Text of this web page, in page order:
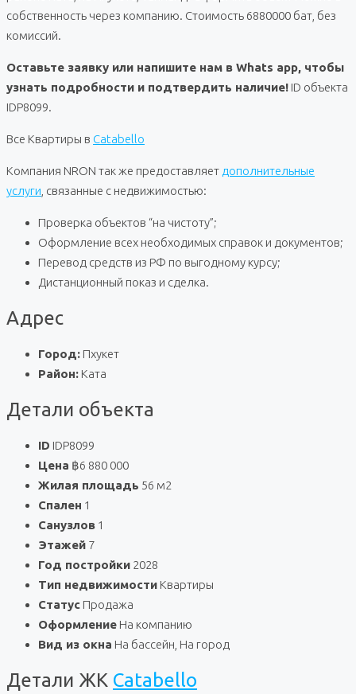
собственность через компанию. Стоимость 6880000 бат, без
комиссий.
Оставьте заявку или напишите нам в Whats app, чтобы
узнать подробности и подтвердить наличие! ID объекта
IDP8099.
Все Квартиры в Catabello
Компания NRON так же предоставляет дополнительные
услуги , связанные с недвижимостью:
Проверка объектов “на чистоту”;
Оформление всех необходимых справок и документов;
Перевод средств из РФ по выгодному курсу;
Дистанционный показ и сделка.
Адрес
Город: Пхукет
Район: Ката
Детали объекта
ID IDP8099
Цена ฿6 880 000
Жилая площадь 56 м2
Спален 1
Санузлов 1
Этажей 7
Год постройки 2028
Тип недвижимости Квартиры
Статус Продажа
Оформление На компанию
Вид из окна На бассейн, На город
Детали ЖК Catabello